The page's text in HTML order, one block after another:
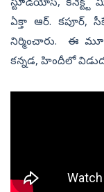
స్టూడియోస్‌, కనెక్ట్ట్
ఏక్తా ఆర్‌. కపూర్,
నిర్మించారు. ఈ
కన్నడ, హిందీలో